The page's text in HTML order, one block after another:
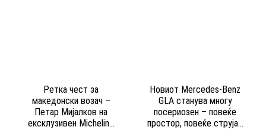
Ретка чест за
македонски возач –
Петар Мијалков на
ексклузивен Michelin...
Новиот Mercedes-Benz
GLA станува многу
посериозен – повеќе
простор, повеќе струја...